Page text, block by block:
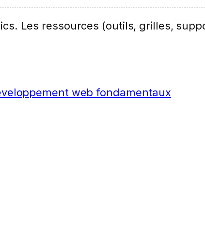
Les ressources (outils, grilles,
web fondamentaux